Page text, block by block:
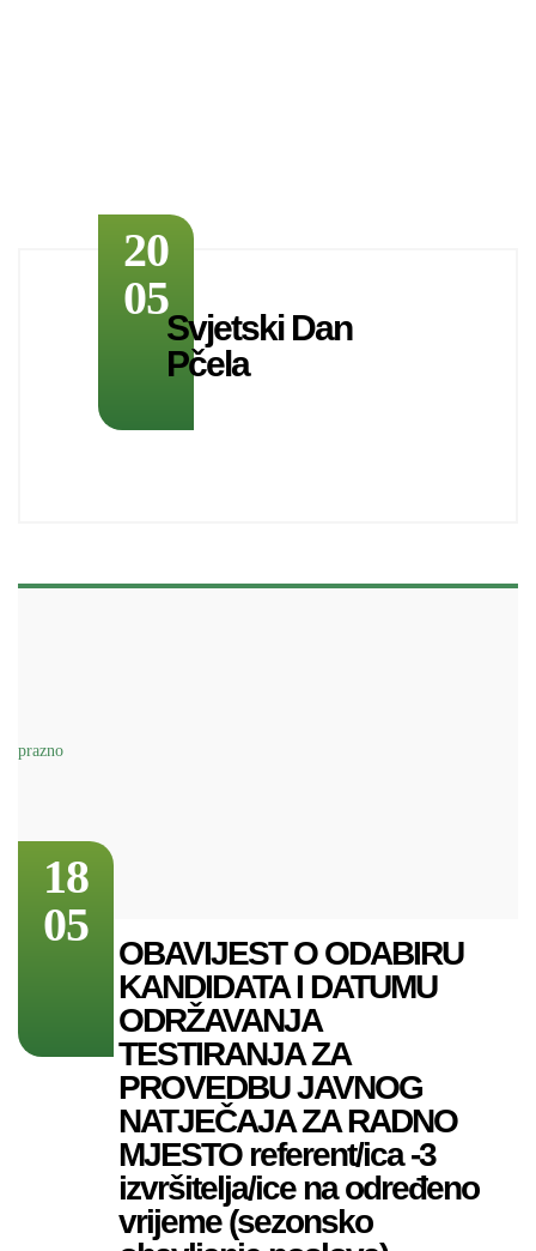
20
05
Svjetski Dan
Pčela
18
05
OBAVIJEST O ODABIRU
KANDIDATA I DATUMU
ODRŽAVANJA
TESTIRANJA ZA
PROVEDBU JAVNOG
NATJEČAJA ZA RADNO
MJESTO referent/ica -3
izvršitelja/ice na određeno
vrijeme (sezonsko